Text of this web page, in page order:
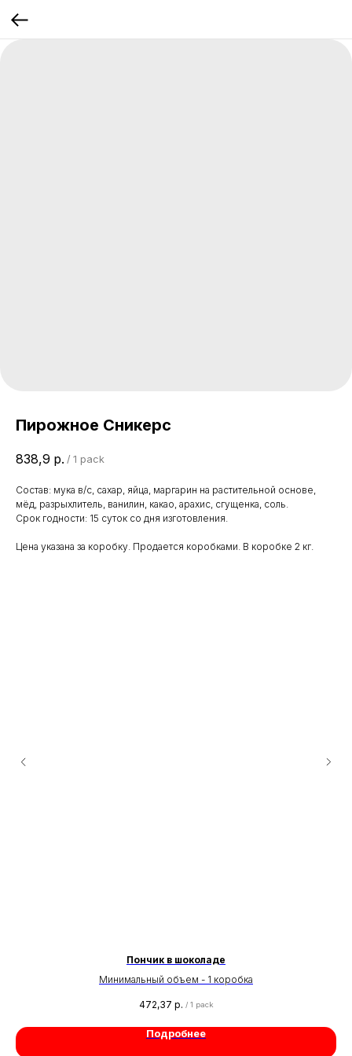
Пирожное Сникерс
838,9 р. / 1 pack
Состав: мука в/с, сахар, яйца, маргарин на растительной основе,
мёд, разрыхлитель, ванилин, какао, арахис, сгущенка, соль.
Срок годности: 15 суток со дня изготовления.
Цена указана за коробку. Продается коробками. В коробке 2 кг.
Пончик в шоколаде
Минимальный объем - 1 коробка
472,37 р. / 1 pack
Подробнее